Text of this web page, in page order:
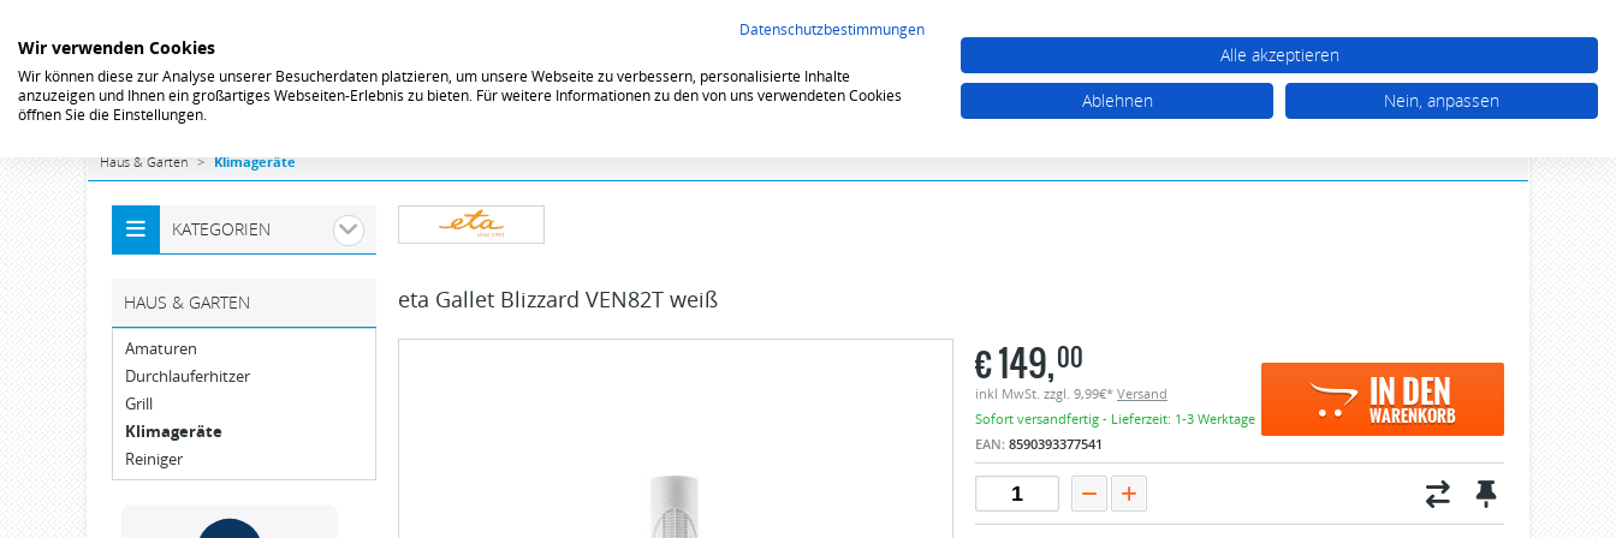
VERGLEICHEN (0)
03 92 68 / 39 77 77
Mo - Do 10.00 - 17.00 Uhr, Fr 10.00 - 16.00 Uhr
Haus & Garten Klimageräte
KATEGORIEN
eta Gallet Blizzard VEN82T weiß
IN DEN
WARENKORB
€149,00
inkl MwSt. zzgl. 9,99€* Versand
Sofort versandfertig - Lieferzeit: 1-3 Werktage
EAN: 8590393377541
HAUS & GARTEN
Amaturen
Durchlauferhitzer
Grill
Klimageräte
Reiniger
Datenschutzbestimmungen
Wir verwenden Cookies
Wir können diese zur Analyse unserer Besucherdaten platzieren, um unsere Webseite zu verbessern, personalisierte Inhalte
anzuzeigen und Ihnen ein großartiges Webseiten-Erlebnis zu bieten. Für weitere Informationen zu den von uns verwendeten Cookies
öffnen Sie die Einstellungen.
Alle akzeptieren
Ablehnen
Nein, anpassen